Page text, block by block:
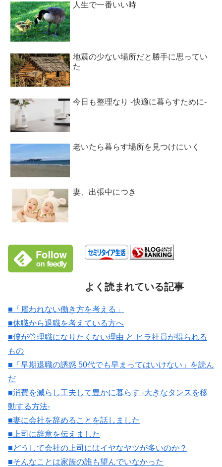
人生で一番いい時
地震の少ない場所だと勝手に思ってい
た
今日も整理なり -快適に暮らすために-
老いたら暮らす場所を見つけにいく
妻、出張中につき
よく読まれている記事
■「雇われない働き方を考える」
■休職から退職を考えている方へ
■僕が管理職になりたくない理由 と ヒラ社員が得られる
もの
■「早期退職の誘惑 50代でも早まってはいけない」を読ん
だ
■消費を減らし工夫して豊かに暮らす -大きなタンスを移
動する方法-
■妻に会社を辞めることを話しました
■上司に辞意を伝えました
■どうして会社の上司にはイヤなヤツが多いのか？
■そんなことは家族の誰も望んでいなかった